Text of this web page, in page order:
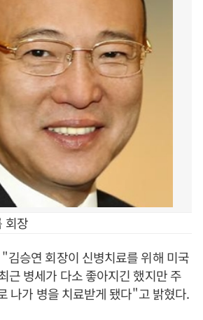
회장
"김승연 회장이 신병치료를 위해 미국
근 병세가 다소 좋아지긴 했지만 주
나가 병을 치료받게 됐다"고 밝혔다.